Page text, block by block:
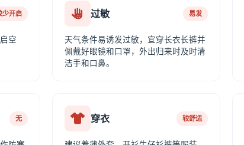
少开启
空
过敏 易发
天气条件易诱发过敏，宜穿长衣长裤并
佩戴好眼镜和口罩，外出归来时及时清
洁手和口鼻。
无 穿衣 较舒适